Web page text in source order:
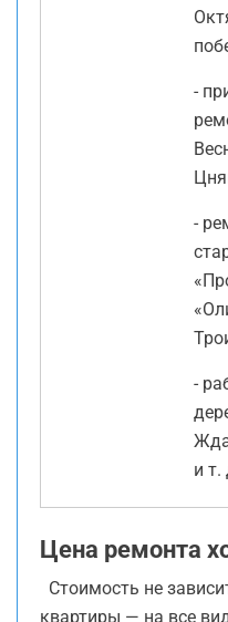
-
-
-
и т.
Цена ремонта
Стоимость не
квартиры — на все